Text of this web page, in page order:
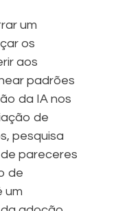
um
os
aos
padrões
da IA nos
de
pesquisa
pareceres
de
um